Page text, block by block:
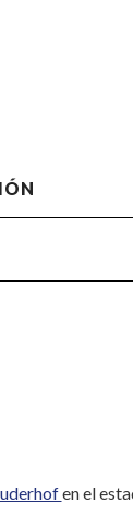
en el